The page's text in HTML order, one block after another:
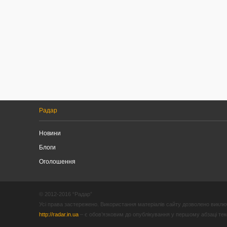
Радар
Новини
Блоги
Оголошення
© 2012-2016 “Радар”
Усі права застережено. Використання матеріалів сайту дозволено
http://radar.in.ua – є обов’язковим до опублікування у першому абзаці